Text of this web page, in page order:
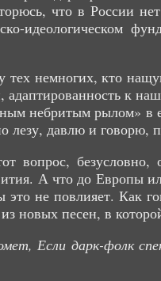
что в России
идеологическом
тех немногих, кто
к
небритым рылом»
лезу, давлю и говорю,
вопрос, безусловно,
А что до Европы
это не повлияет. Как
новых песен, в
Если дарк-фолк